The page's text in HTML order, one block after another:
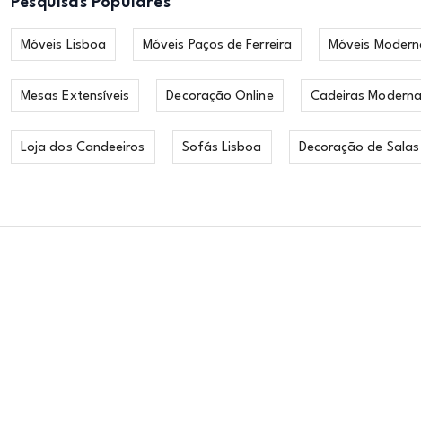
Móveis Lisboa Móveis Paços de Ferreira Móveis
Mesas Extensíveis Decoração Online Cadeiras
Loja dos Candeeiros Sofás Lisboa Decoração de Salas